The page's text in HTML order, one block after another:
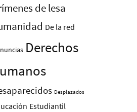
de lesa
De la red
Derechos
Desplazados
Estudiantil